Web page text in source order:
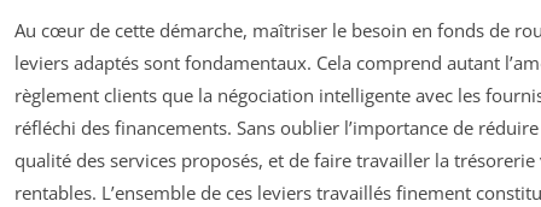
Au cœur de cette démarche, maîtriser le besoin en fonds de
leviers adaptés sont fondamentaux. Cela comprend autant
règlement clients que la négociation intelligente avec les
réfléchi des financements. Sans oublier l’importance de
qualité des services proposés, et de faire travailler la
rentables. L’ensemble de ces leviers travaillés finement